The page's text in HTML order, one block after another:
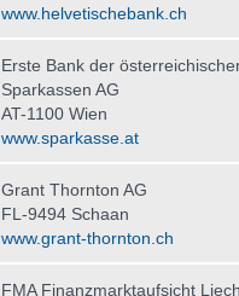
www.helvetischebank.ch
Erste Bank der
Sparkassen AG
AT-1100 Wien
www.sparkasse.at
Grant Thornton AG
FL-9494 Schaan
www.grant-thornton.ch
FMA Finanzmarktaufsicht